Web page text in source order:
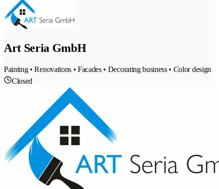
Art Seria GmbH
Painting • Renovations • Facades • Decorating business • Color design
Closed